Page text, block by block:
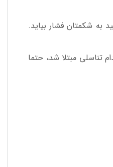
به شکمتان فشار بیاید.
تناسلی مبتلا شد، حتما